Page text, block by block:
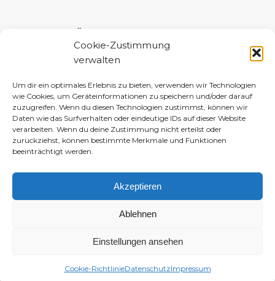
Cookie-Zustimmung
verwalten
Um dir ein optimales Erlebnis zu bieten, verwenden wir Technologien
wie Cookies, um Geräteinformationen zu speichern und/oder darauf
zuzugreifen. Wenn du diesen Technologien zustimmst, können wir
Daten wie das Surfverhalten oder eindeutige IDs auf dieser Website
verarbeiten. Wenn du deine Zustimmung nicht erteilst oder
zurückziehst, können bestimmte Merkmale und Funktionen
beeinträchtigt werden.
Akzeptieren
Ablehnen
Einstellungen ansehen
Cookie-RichtlinieDatenschutzImpressum
© 2010–2026 Daniela-Marlin Jakobi (ewiglichtkind | The Fabulous Diary)